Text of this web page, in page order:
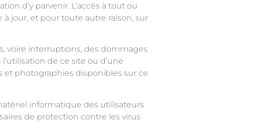
d’y parvenir. L’accès à tout ou
jour, et pour toute autre raison, sur
voire interruptions, des dommages
de ce site ou d’une
photographies disponibles sur ce
informatique des utilisateurs
de protection contre les virus